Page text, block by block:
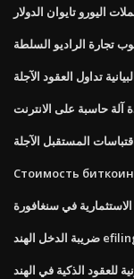
اليورو تايوان الدولار
تجارة الراديو السلطة
تداول العقود الآجلة
آلة حاسبة على الانترنت
المستقبل الآجلة
Стоимость
في سنغافورة
للعقود الذكية في الهند